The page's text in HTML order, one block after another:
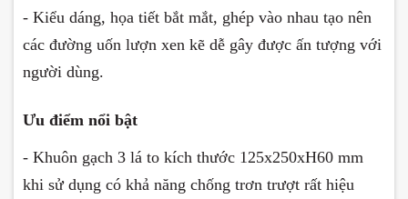
- Kiểu dáng, họa tiết bắt mắt, ghép vào nhau tạo nên
các đường uốn lượn xen kẽ dễ gây được ấn tượng với
người dùng.
Ưu điểm nổi bật
- Khuôn gạch 3 lá to kích thước 125x250xH60 mm
khi sử dụng có khả năng chống trơn trượt rất hiệu